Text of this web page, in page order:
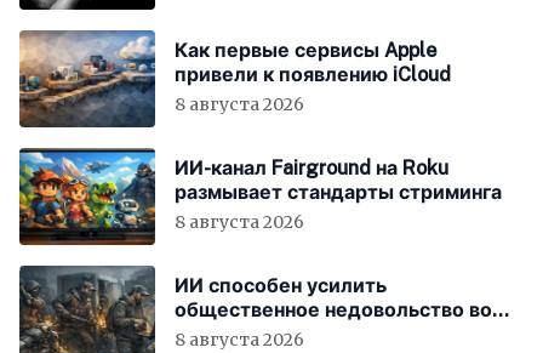
Как первые сервисы Apple
привели к появлению iCloud
8 августа 2026
ИИ-канал Fairground на Roku
размывает стандарты стриминга
8 августа 2026
ИИ способен усилить
общественное недовольство во
всём мире
8 августа 2026